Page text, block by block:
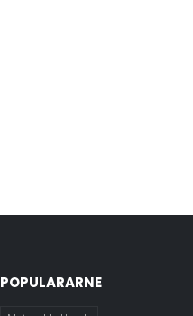
POPULARARNE